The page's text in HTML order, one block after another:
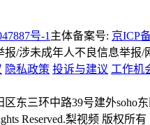
号-1 主体备案号: 京ICP
/涉未成年人不良信息举报/
隐私政策 投诉与建议 工作机
区东三环中路39号建外soho
Reserved.梨视频 版权所有